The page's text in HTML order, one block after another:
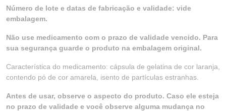
Número de lote e datas de fabricação e validade: vide
embalagem.
Não use medicamento com o prazo de validade vencido. Para
sua segurança guarde o produto na embalagem original.
Característica do medicamento: cápsula de gelatina de cor laranja,
contendo pó de cor amarela, isento de partículas estranhas.
Antes de usar, observe o aspecto do produto. Caso ele esteja
no prazo de validade e você observe alguma mudança no